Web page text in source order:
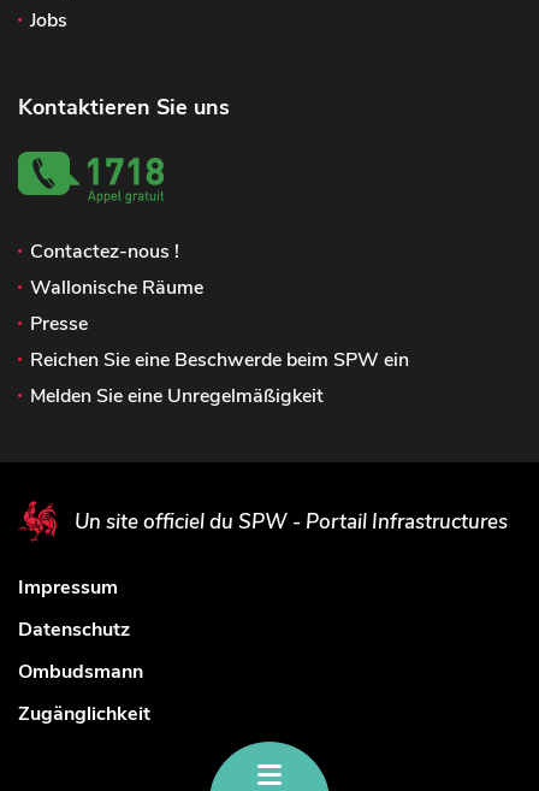
Jobs
Kontaktieren Sie uns
Contactez-nous !
Wallonische Räume
Presse
Reichen Sie eine Beschwerde beim SPW ein
Melden Sie eine Unregelmäßigkeit
Un site officiel du SPW - Portail Infrastructures
Impressum
Datenschutz
Ombudsmann
Zugänglichkeit